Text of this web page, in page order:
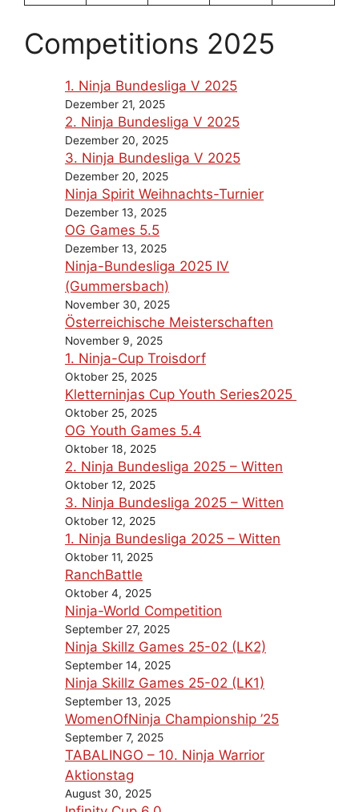
Competitions 2025
1. Ninja Bundesliga V 2025
Dezember 21, 2025
2. Ninja Bundesliga V 2025
Dezember 20, 2025
3. Ninja Bundesliga V 2025
Dezember 20, 2025
Ninja Spirit Weihnachts-Turnier
Dezember 13, 2025
OG Games 5.5
Dezember 13, 2025
Ninja-Bundesliga 2025 IV
(Gummersbach)
November 30, 2025
Österreichische Meisterschaften
November 9, 2025
1. Ninja-Cup Troisdorf
Oktober 25, 2025
Kletterninjas Cup Youth Series2025
Oktober 25, 2025
OG Youth Games 5.4
Oktober 18, 2025
2. Ninja Bundesliga 2025 – Witten
Oktober 12, 2025
3. Ninja Bundesliga 2025 – Witten
Oktober 12, 2025
1. Ninja Bundesliga 2025 – Witten
Oktober 11, 2025
RanchBattle
Oktober 4, 2025
Ninja-World Competition
September 27, 2025
Ninja Skillz Games 25-02 (LK2)
September 14, 2025
Ninja Skillz Games 25-02 (LK1)
September 13, 2025
WomenOfNinja Championship ’25
September 7, 2025
TABALINGO – 10. Ninja Warrior
Aktionstag
August 30, 2025